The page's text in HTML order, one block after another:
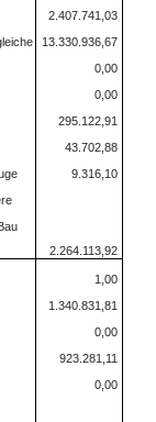
2.407.741,03
13.330.936,67
0,00
0,00
295.122,91
43.702,88
9.316,10
2.264.113,92
1,00
1.340.831,81
0,00
923.281,11
0,00